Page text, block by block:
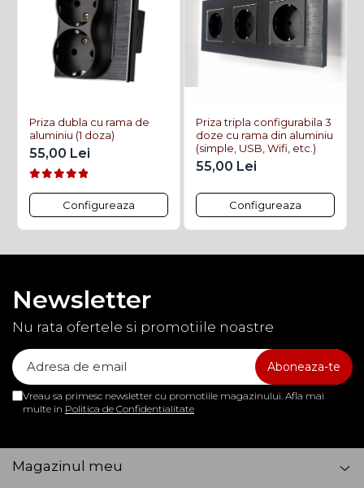
Priza dubla cu rama de
aluminiu (1 doza)
55,00 Lei
Configureaza
Priza tripla configurabila 3
doze cu rama din aluminiu
(simple, USB, Wifi, etc.)
55,00 Lei
Configureaza
Newsletter
Nu rata ofertele si promotiile noastre
Vreau sa primesc newsletter cu promotiile magazinului. Afla mai
multe in Politica de Confidentialitate
Magazinul meu